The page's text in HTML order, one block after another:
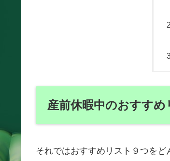
産前休暇中のおすすめ
それではおすすめリスト９つをど